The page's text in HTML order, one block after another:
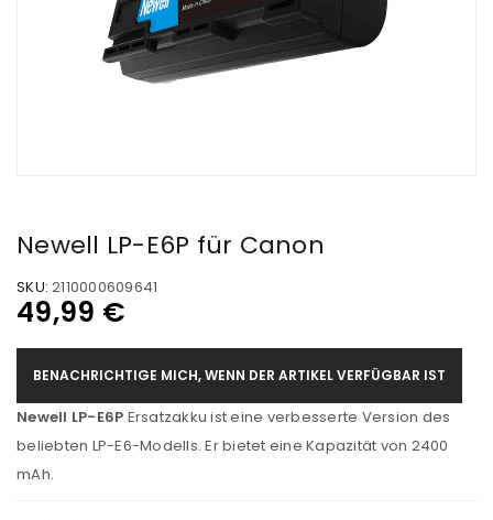
Newell LP-E6P für Canon
SKU: 2110000609641
49,99 €
BENACHRICHTIGE MICH, WENN DER ARTIKEL VERFÜGBAR IST
Newell LP-E6P Ersatzakku ist eine verbesserte Version des
beliebten LP-E6-Modells. Er bietet eine Kapazität von 2400
mAh.